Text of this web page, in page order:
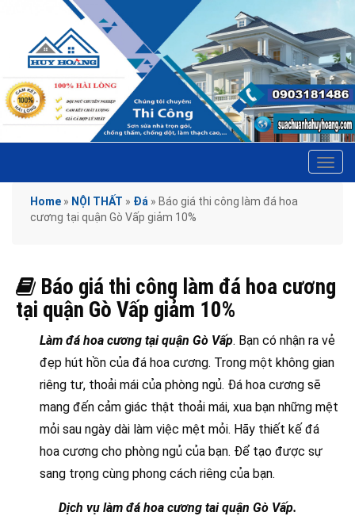
Home » NỘI THẤT » Đá » Báo giá thi công làm đá hoa
cương tại quận Gò Vấp giảm 10%
Báo giá thi công làm đá hoa cương
tại quận Gò Vấp giảm 10%
Làm đá hoa cương tại quận Gò Vấp. Bạn có nhận ra vẻ
đẹp hút hồn của đá hoa cương. Trong một không gian
riêng tư, thoải mái của phòng ngủ. Đá hoa cương sẽ
mang đến cảm giác thật thoải mái, xua bạn những mệt
mỏi sau ngày dài làm việc mệt mỏi. Hãy thiết kế đá
hoa cương cho phòng ngủ của bạn. Để tạo được sự
sang trọng cùng phong cách riêng của bạn.
Dịch vụ làm đá hoa cương tai quận Gò Vấp.